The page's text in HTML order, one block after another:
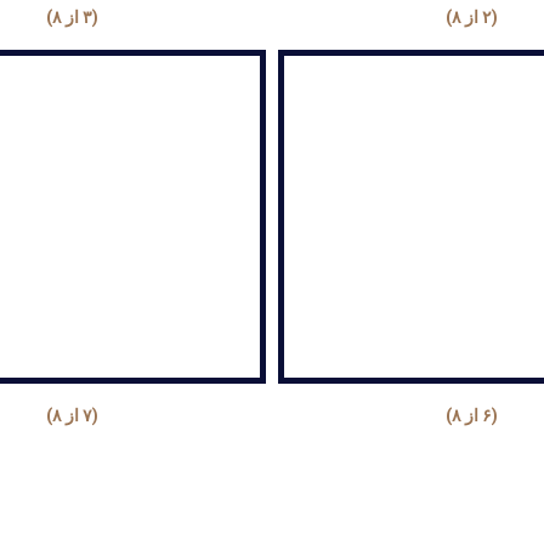
(۲ از ۸) (۳ از ۸)
(۶ از ۸) (۷ از ۸)